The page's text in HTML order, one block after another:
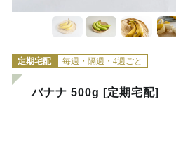
定期宅配 毎週・隔週・4週ごと
バナナ 500g [定期宅配]